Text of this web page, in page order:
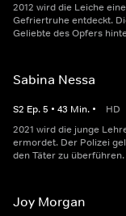
2012 wird die Leiche
Gefriertruhe entdeckt.
Geliebte des Opfers
Sabina Nessa
S2 Ep.5 • 43 Min. • HD
2021 wird die junge
ermordet. Der Polizei
den Täter zu überführen.
Joy Morgan